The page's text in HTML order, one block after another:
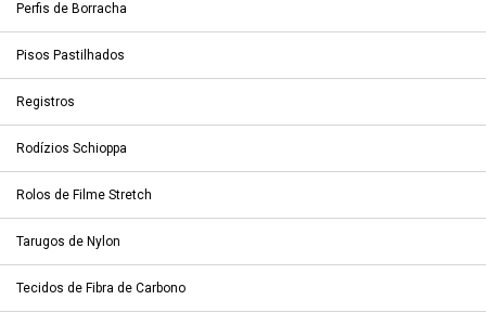
Perfis de Borracha
Pisos Pastilhados
Registros
Rodízios Schioppa
Rolos de Filme Stretch
Tarugos de Nylon
Tecidos de Fibra de Carbono